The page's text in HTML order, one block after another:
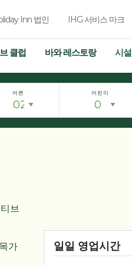
Inn 법인 IHG 서비스 마크
클럽 바와 레스토랑 시설
어른 어린이
브
가
일일 영업시간